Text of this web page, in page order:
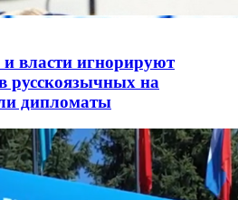
власти игнорируют
русскоязычных на
дипломаты